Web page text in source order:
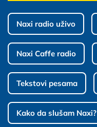
Naxi radio uživo
Naxi Caffe radio
Tekstovi pesama
Kako da slušam Naxi?